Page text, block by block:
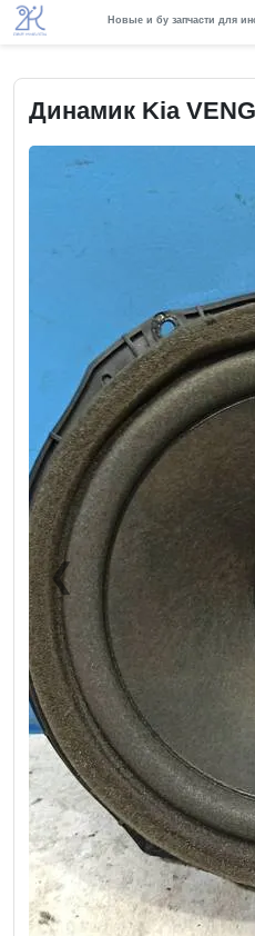
Новые и бу запчасти для
Динамик Kia
❮Previous